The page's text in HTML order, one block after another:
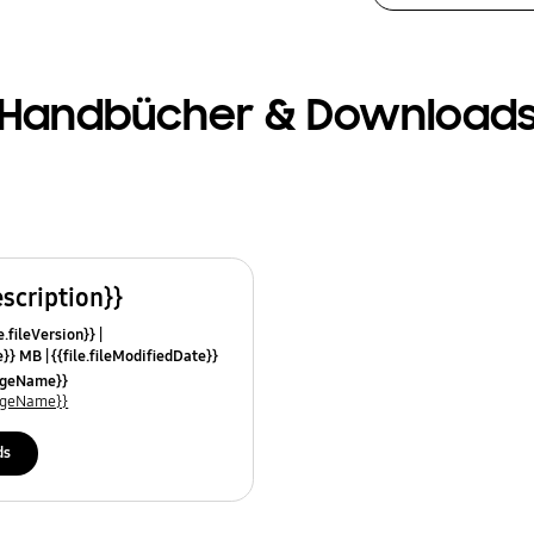
&
MB {{file.fileModifiedDate}}